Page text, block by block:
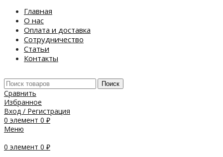
Главная
О нас
Оплата и доставка
Сотрудничество
Статьи
Контакты
Поиск
Сравнить
Избранное
Вход / Регистрация
0 элемент 0 ₽
Меню
0 элемент 0 ₽